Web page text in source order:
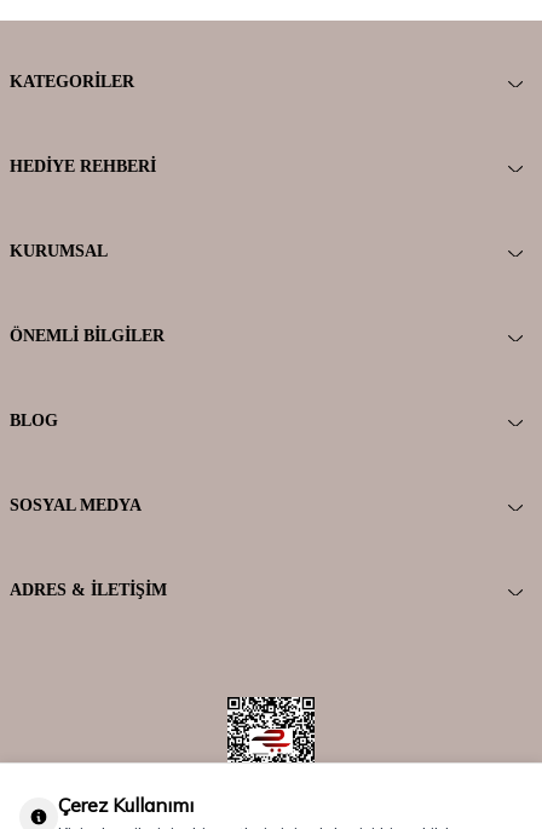
KATEGORILER
HEDIYE REHBERI
KURUMSAL
ÖNEMLI BILGILER
BLOG
SOSYAL MEDYA
ADRES & İLETIŞIM
Çerez Kullanımı